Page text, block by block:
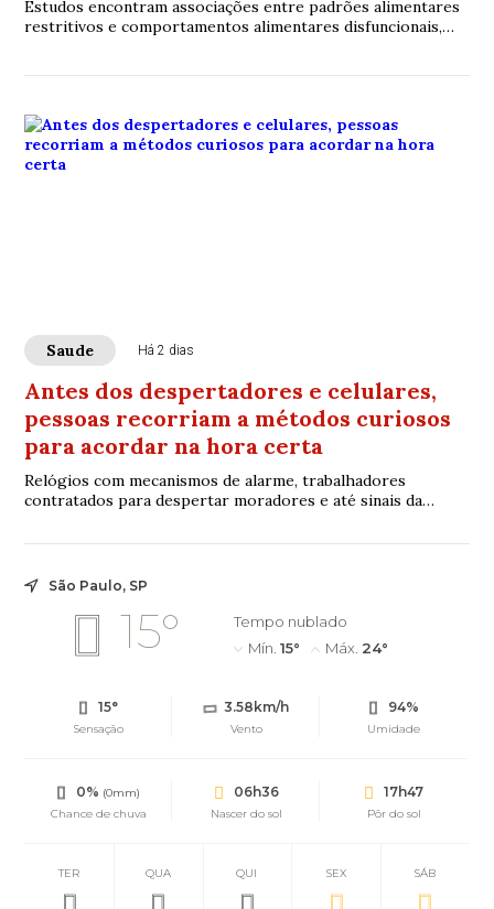
Estudos encontram associações entre padrões alimentares
restritivos e comportamentos alimentares disfuncionais,
Saude Há 2 dias
Antes dos despertadores e celulares,
pessoas recorriam a métodos curiosos
para acordar na hora certa
Relógios com mecanismos de alarme, trabalhadores
contratados para despertar moradores e até sinais da
dos aparelhos modernos
São Paulo, SP
15°
Tempo nublado
Mín. 15° Máx. 24°
15°
Sensação
3.58km/h
Vento
94%
Umidade
0% (0mm)
Chance de chuva
06h36
Nascer do sol
17h47
Pôr do sol
TER QUA QUI SEX SÁB